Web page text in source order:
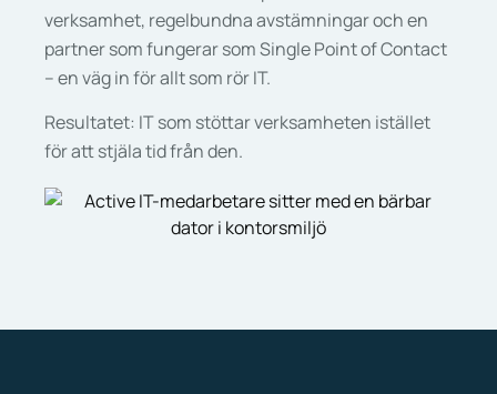
verksamhet, regelbundna avstämningar och en
partner som fungerar som Single Point of Contact
– en väg in för allt som rör IT.
Resultatet: IT som stöttar verksamheten istället
för att stjäla tid från den.